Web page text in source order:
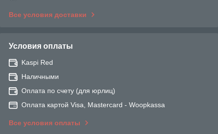
Все условия доставки
Условия оплаты
Kaspi Red
Наличными
Оплата по счету (для юрлиц)
Оплата картой Visa, Mastercard - Woopkassa
Все условия оплаты